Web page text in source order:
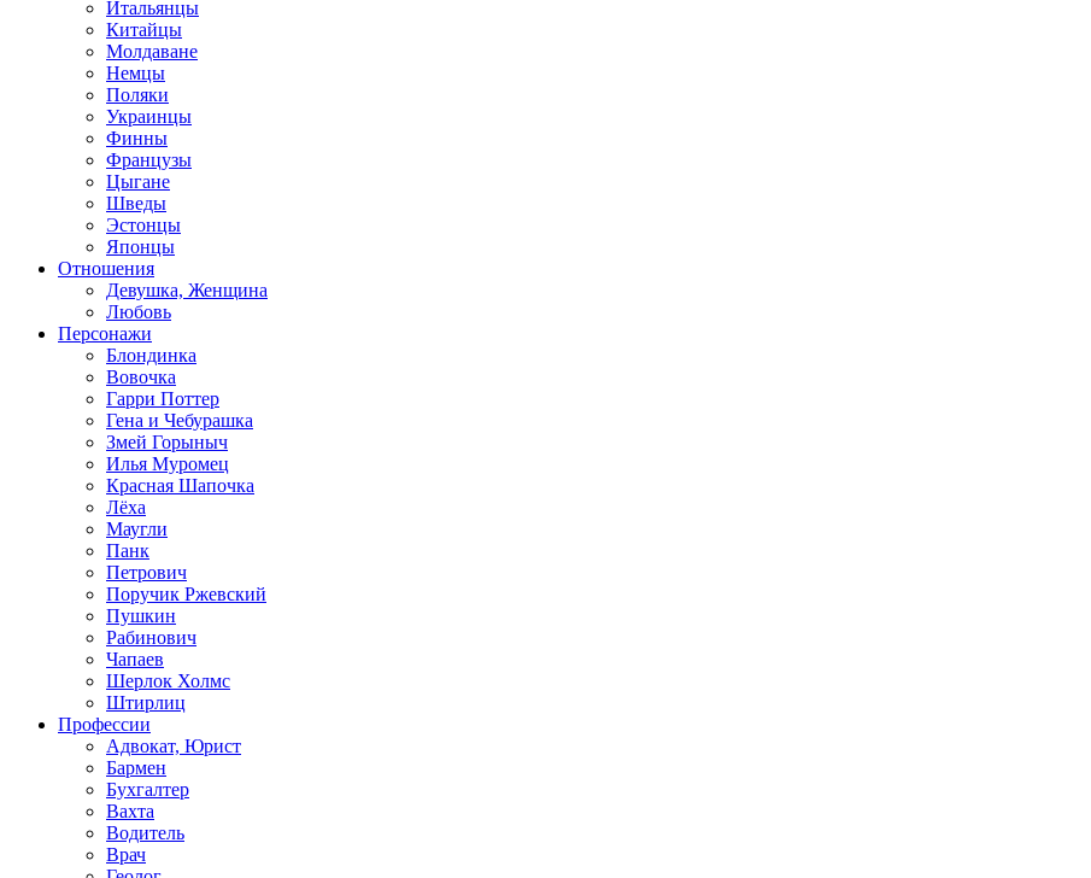
Итальянцы
Китайцы
Молдаване
Немцы
Поляки
Украинцы
Финны
Французы
Цыгане
Шведы
Эстонцы
Японцы
Отношения
Девушка, Женщина
Любовь
Персонажи
Блондинка
Вовочка
Гарри Поттер
Гена и Чебурашка
Змей Горыныч
Илья Муромец
Красная Шапочка
Лёха
Маугли
Панк
Петрович
Поручик Ржевский
Пушкин
Рабинович
Чапаев
Шерлок Холмс
Штирлиц
Профессии
Адвокат, Юрист
Бармен
Бухгалтер
Вахта
Водитель
Врач